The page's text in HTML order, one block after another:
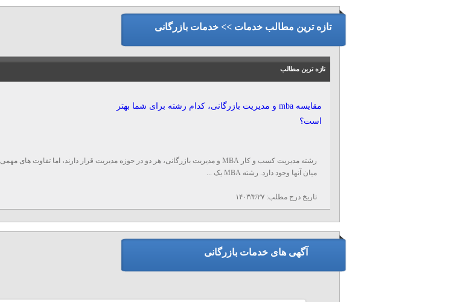
تازه ترین مطالب خدمات >> خدمات بازرگانی
تازه ترین مطالب
مقایسه mba و مدیریت بازرگانی، کدام رشته برای شما بهتر
است؟
رشته مدیریت کسب و کار MBA و مدیریت بازرگانی، هر دو در حوزه مدیریت قرار دارند، اما تفاوت های مهمی
میان آنها وجود دارد. رشته MBA یک ...
تاریخ درج مطلب:۱۴۰۳/۳/۲۷
آگهی های خدمات بازرگانی